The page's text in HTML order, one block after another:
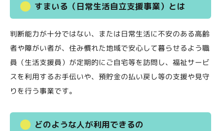
すまいる（日常生活自立支援事業）とは
判断能力が十分ではない、または日常生活に不安のある高齢
者や障がい者が、住み慣れた地域で安心して暮らせるよう職
員（生活支援員）が定期的にご自宅等を訪問し、福祉サービ
スを利用するお手伝いや、預貯金の払い戻し等の支援や見守
りを行う事業です。
どのような人が利用できるの